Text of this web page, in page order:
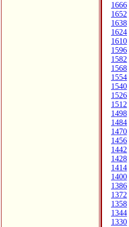
1666
1652
1638
1624
1610
1596
1582
1568
1554
1540
1526
1512
1498
1484
1470
1456
1442
1428
1414
1400
1386
1372
1358
1344
1330